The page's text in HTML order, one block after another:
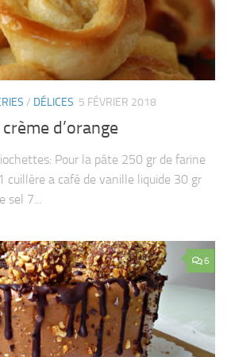
/ DÉLICES 5 FÉVRIER 2018
d’orange
Pour la pâte 250 gr de farine
cuillère a café de vanille liquide 30 gr
7...
6